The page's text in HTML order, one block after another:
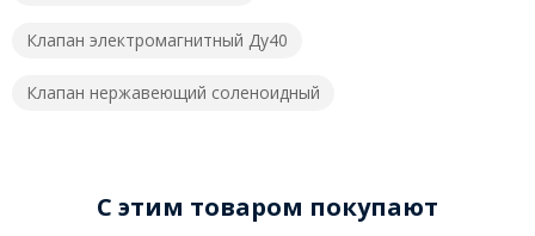
Клапан электромагнитный Ду40
Клапан нержавеющий соленоидный
C этим товаром покупают